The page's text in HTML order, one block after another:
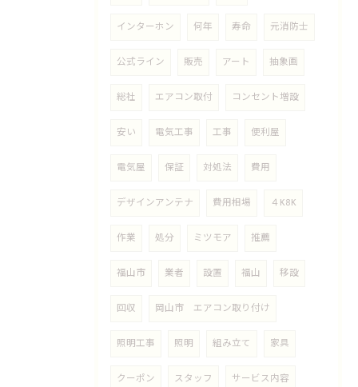
インターホン 何年 寿命 元消防士
公式ライン 販売 アート 抽象画
総社 エアコン取付 コンセント増設
安い 電気工事 工事 便利屋
電気屋 保証 対処法 費用
デザインアンテナ 費用相場 ４K8K
作業 処分 ミツモア 推薦
福山市 業者 設置 福山 移設
回収 岡山市 エアコン取り付け
照明工事 照明 組み立て 家具
クーポン スタッフ サービス内容